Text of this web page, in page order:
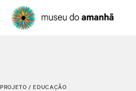
PROJETO / EDUCAÇÃO